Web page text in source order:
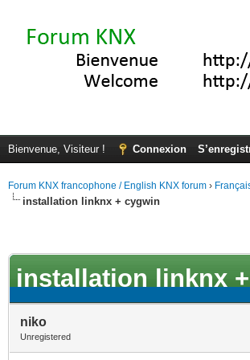
Bienvenue, Visiteur ! Connexion
Forum KNX francophone / English KNX forum ›
installation linknx + cygwin
installation linknx
niko
Unregistered